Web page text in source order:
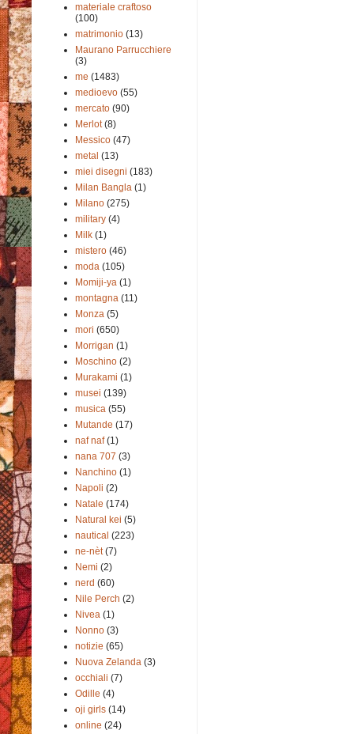
materiale craftoso
(100)
matrimonio (13)
Maurano Parrucchiere
(3)
me (1483)
medioevo (55)
mercato (90)
Merlot (8)
Messico (47)
metal (13)
miei disegni (183)
Milan Bangla (1)
Milano (275)
military (4)
Milk (1)
mistero (46)
moda (105)
Momiji-ya (1)
montagna (11)
Monza (5)
mori (650)
Morrigan (1)
Moschino (2)
Murakami (1)
musei (139)
musica (55)
Mutande (17)
naf naf (1)
nana 707 (3)
Nanchino (1)
Napoli (2)
Natale (174)
Natural kei (5)
nautical (223)
ne-nèt (7)
Nemi (2)
nerd (60)
Nile Perch (2)
Nivea (1)
Nonno (3)
notizie (65)
Nuova Zelanda (3)
occhiali (7)
Odille (4)
oji girls (14)
online (24)